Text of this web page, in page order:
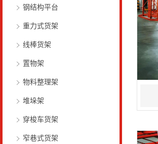
钢结构平台
重力式货架
线棒货架
置物架
物料整理架
堆垛架
穿梭车货架
窄巷式货架